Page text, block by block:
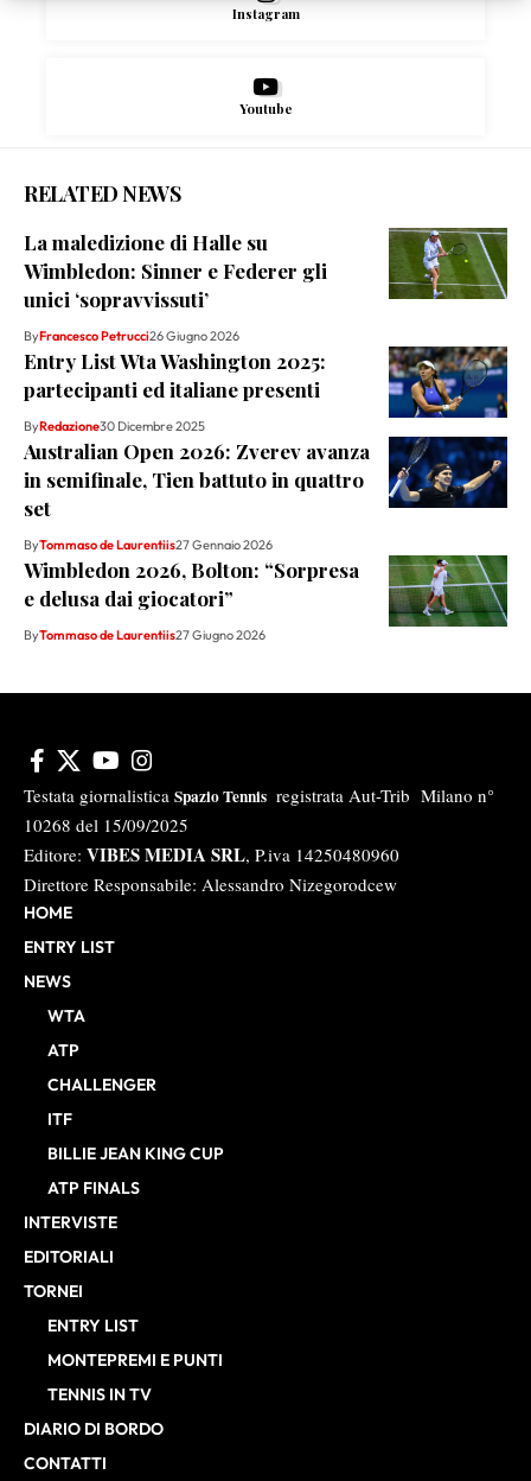
Instagram
Youtube
RELATED NEWS
La maledizione di Halle su
Wimbledon: Sinner e Federer gli
unici ‘sopravvissuti’
ByFrancesco Petrucci26 Giugno 2026
Entry List Wta Washington 2025:
partecipanti ed italiane presenti
ByRedazione30 Dicembre 2025
Australian Open 2026: Zverev avanza
in semifinale, Tien battuto in quattro
set
ByTommaso de Laurentiis27 Gennaio 2026
Wimbledon 2026, Bolton: “Sorpresa
e delusa dai giocatori”
ByTommaso de Laurentiis27 Giugno 2026
Testata giornalistica Spazio Tennis registrata Aut-Trib Milano n°
10268 del 15/09/2025
Editore: VIBES MEDIA SRL, P.iva 14250480960
Direttore Responsabile: Alessandro Nizegorodcew
HOME
ENTRY LIST
NEWS
WTA
ATP
CHALLENGER
ITF
BILLIE JEAN KING CUP
ATP FINALS
INTERVISTE
EDITORIALI
TORNEI
ENTRY LIST
MONTEPREMI E PUNTI
TENNIS IN TV
DIARIO DI BORDO
CONTATTI